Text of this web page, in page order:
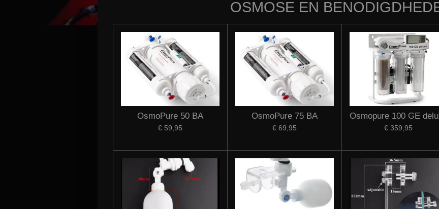
OSMOSE EN
OsmoPure 50 BA
€ 59,95
OsmoPure 75 BA
€ 69,95
Osmopure 100 GE
€ 359,95